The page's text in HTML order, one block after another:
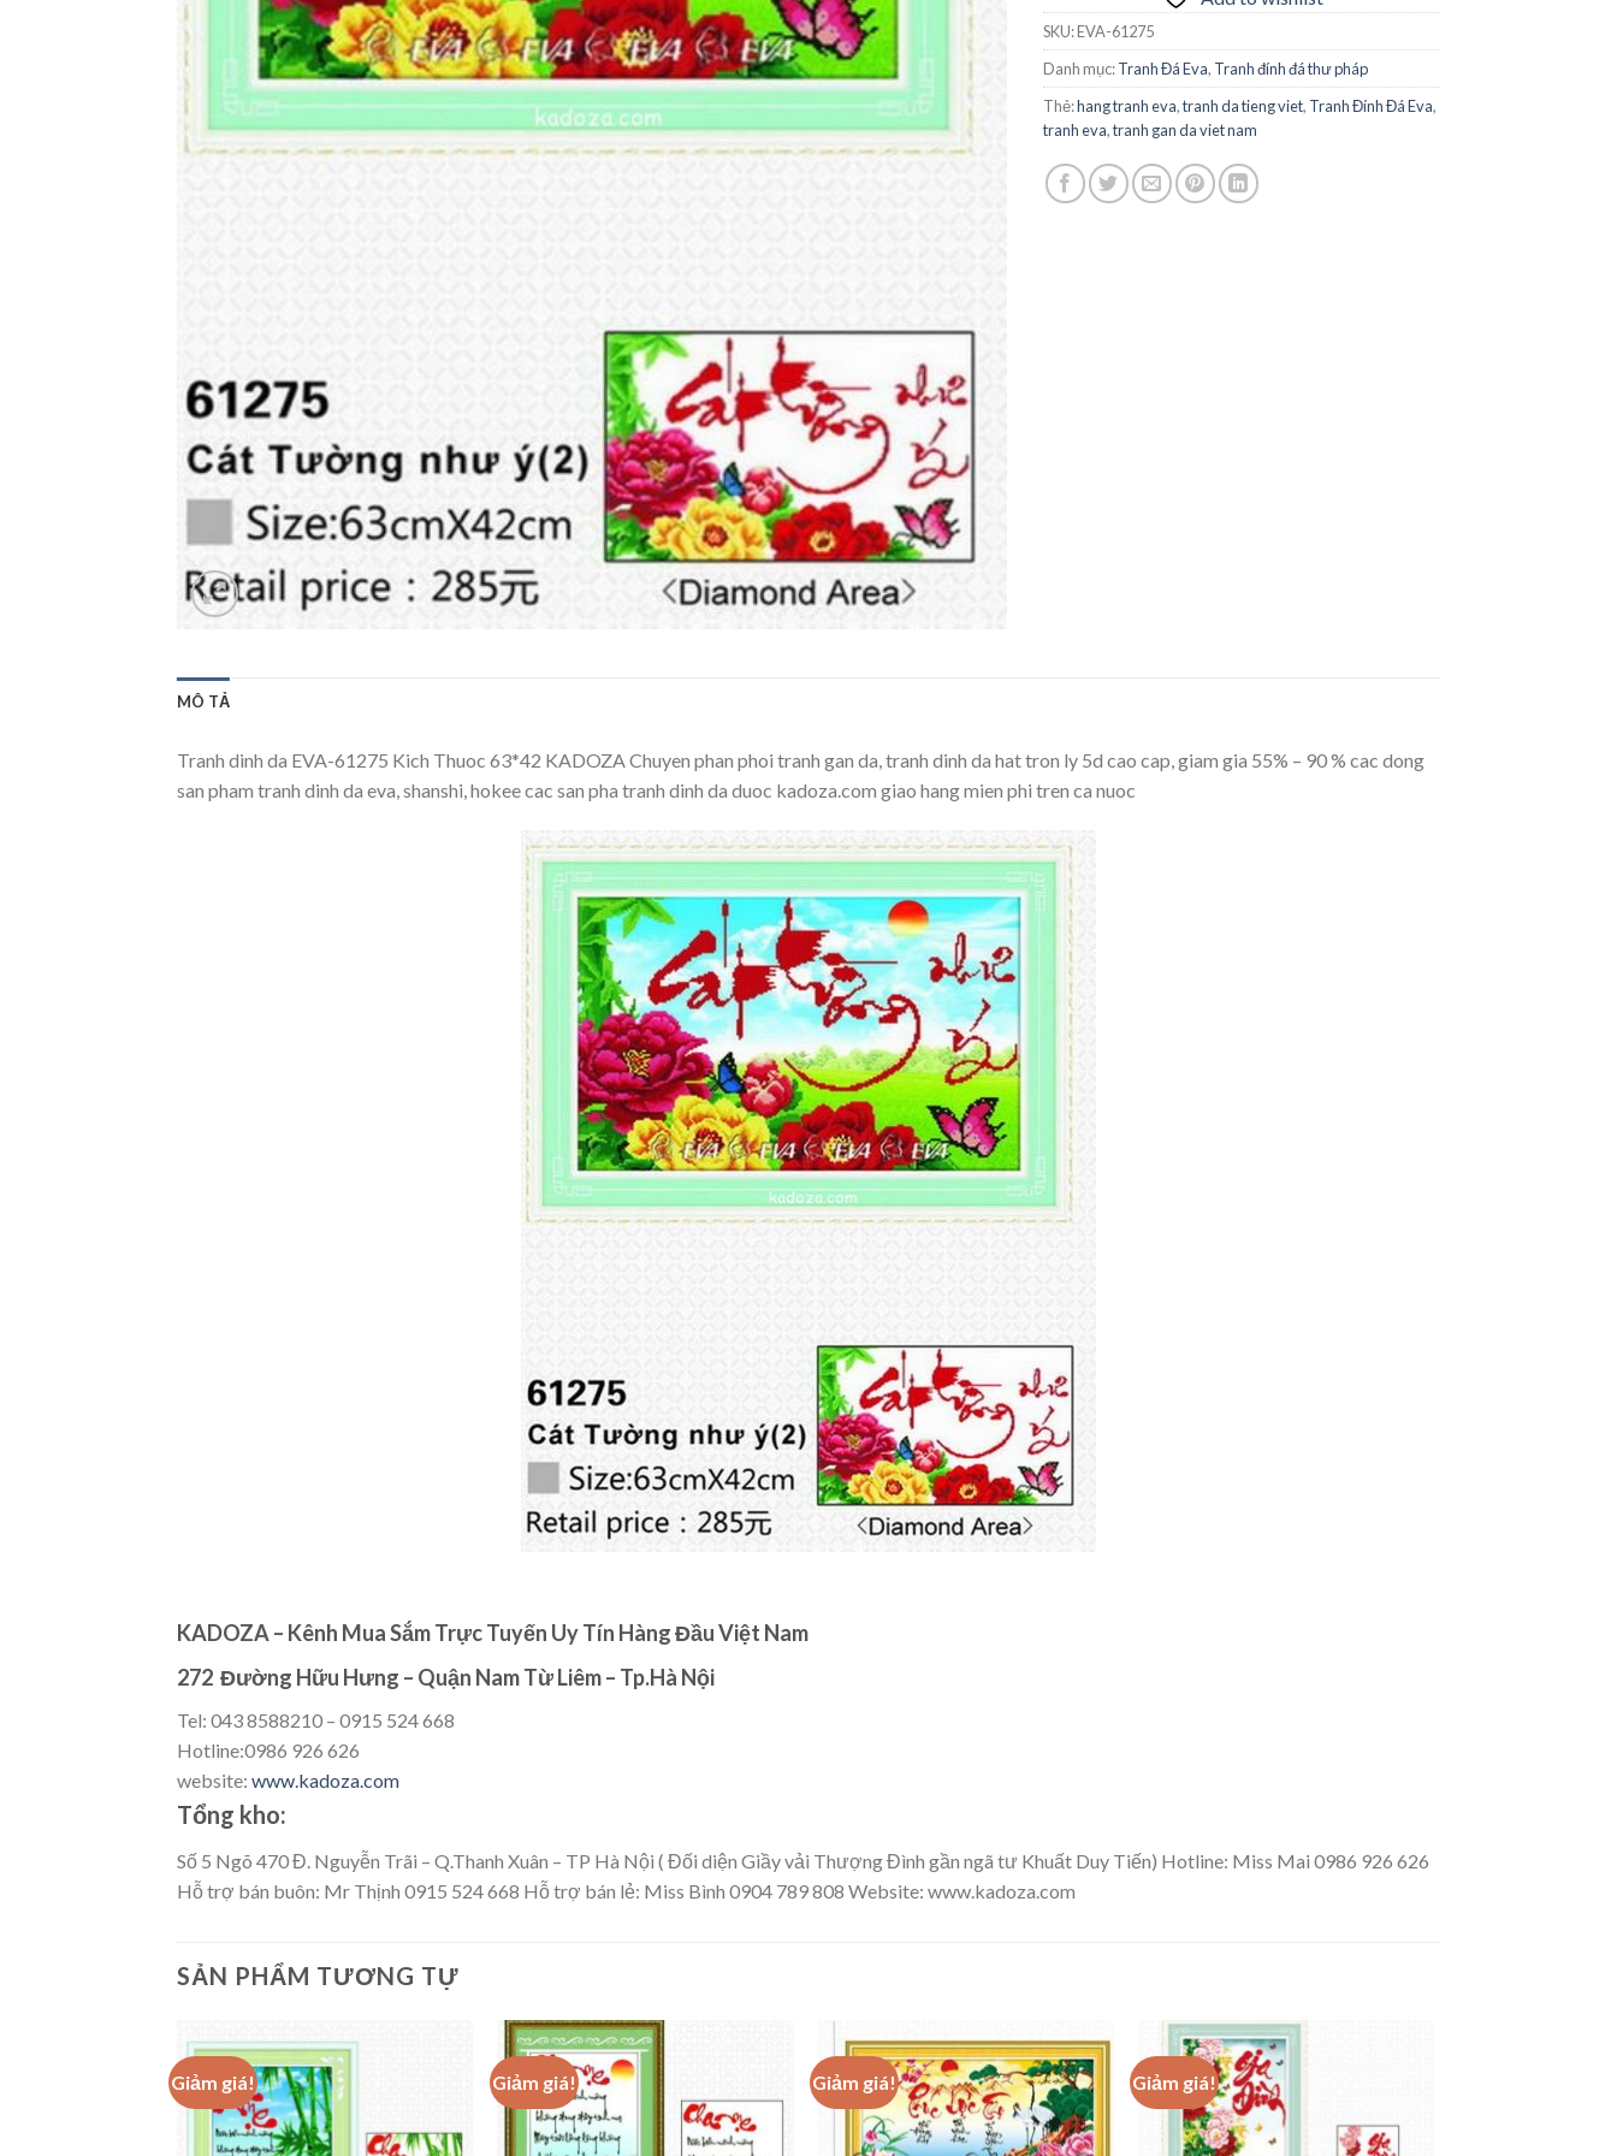
SKU:EVA-61275
Danh mục:Tranh Đá Eva, Tranh đính đá thư pháp
Thẻ:hang tranh eva,tranh da tieng viet, Tranh Đính Đá Eva,
tranh eva,tranh gan da viet nam
MÔ TẢ
Tranh dinh da EVA-61275 Kich Thuoc 63*42 KADOZA Chuyen phan phoi tranh gan da, tranh dinh da hat tron ly 5d cao cap, giam gia 55% – 90 % cac dong
san pham tranh dinh da eva, shanshi, hokee cac san pha tranh dinh da duoc kadoza.com giao hang mien phi tren ca nuoc
KADOZA – Kênh Mua Sắm Trực Tuyến Uy Tín Hàng Đầu Việt Nam
272 Đường Hữu Hưng – Quận Nam Từ Liêm – Tp.Hà Nội
Tel: 043 8588210 – 0915 524 668
Hotline:0986 926 626
website: www.kadoza.com
Tổng kho:
Số 5 Ngõ 470 Đ. Nguyễn Trãi – Q.Thanh Xuân – TP Hà Nội ( Đối diện Giầy vải Thượng Đình gần ngã tư Khuất Duy Tiến) Hotline: Miss Mai 0986 926 626
Hỗ trợ bán buôn: Mr Thịnh 0915 524 668 Hỗ trợ bán lẻ: Miss Bình 0904 789 808 Website: www.kadoza.com
SẢN PHẨM TƯƠNG TỰ
Giảm giá!
Add to
wishlist
Giảm giá!
Add to
wishlist
Giảm giá!
Add to
wishlist
Giảm giá!
Add to
wishlist